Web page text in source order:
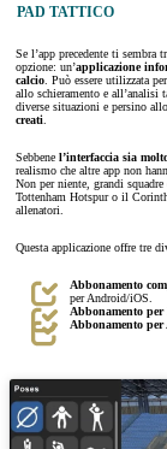
PAD TATTICO
Se l’app precedente ti sembra
opzione: un’applicazione
calcio . Può essere utilizzata
allo schieramento e
diverse situazioni e persino
creati
Sebbene l’interfaccia sia
realismo che altre app non
Non per niente, grandi
Tottenham Hotspur o il
allenatori.
Questa applicazione offre tre
Abbonamento
per Android/iOS.
Abbonamento per
Abbonamento